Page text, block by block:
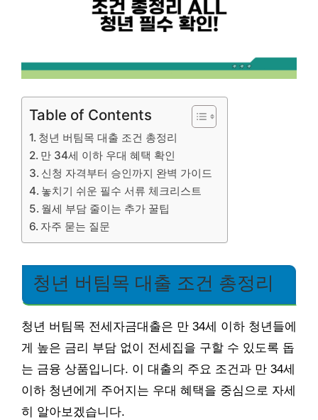
Table of Contents
청년 버팀목 대출 조건 총정리
만 34세 이하 우대 혜택 확인
신청 자격부터 승인까지 완벽 가이드
놓치기 쉬운 필수 서류 체크리스트
월세 부담 줄이는 추가 꿀팁
자주 묻는 질문
청년 버팀목 대출 조건 총정리
청년 버팀목 전세자금대출은 만 34세 이하 청년들에
게 높은 금리 부담 없이 전세집을 구할 수 있도록 돕
는 금융 상품입니다. 이 대출의 주요 조건과 만 34세
이하 청년에게 주어지는 우대 혜택을 중심으로 자세
히 알아보겠습니다.